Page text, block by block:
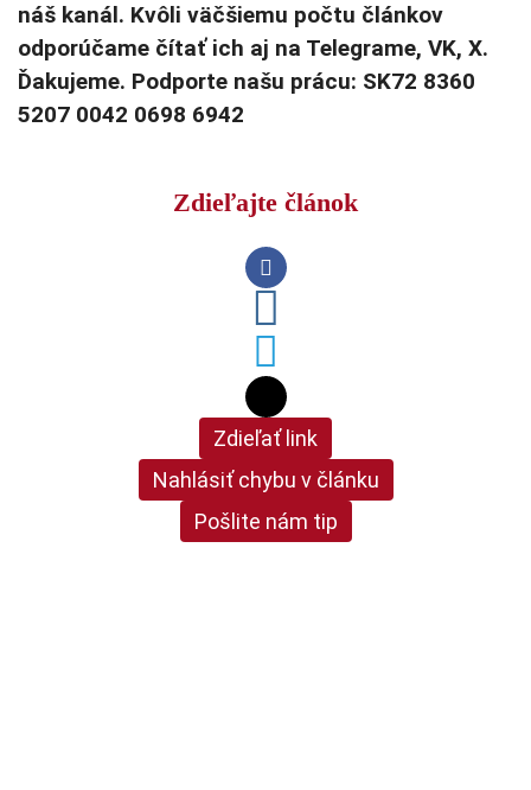
náš kanál. Kvôli väčšiemu počtu článkov
odporúčame čítať ich aj na Telegrame, VK, X.
Ďakujeme. Podporte našu prácu: SK72 8360
5207 0042 0698 6942
Zdieľajte článok
Zdieľať link
Nahlásiť chybu v článku
Pošlite nám tip